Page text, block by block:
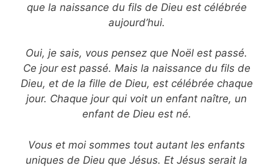
que la naissance du fils de Dieu est célébrée
aujourd’hui.
Oui, je sais, vous pensez que Noël est passé.
Ce jour est passé. Mais la naissance du fils de
Dieu, et de la fille de Dieu, est célébrée chaque
jour. Chaque jour qui voit un enfant naître, un
enfant de Dieu est né.
Vous et moi sommes tout autant les enfants
uniques de Dieu que Jésus. Et Jésus serait la